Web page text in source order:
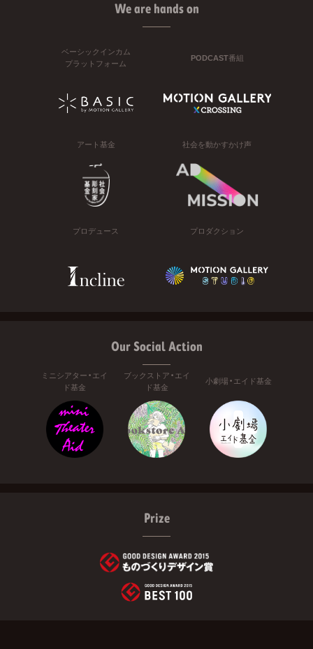
We are hands on
ベーシックインカム
プラットフォーム
PODCAST番組
アート基金 社会を動かすかけ声
プロデュース プロダクション
Our Social Action
ミニシアター・エイ
ド基金
ブックストア・エイ
ド基金
小劇場・エイド基金
Prize